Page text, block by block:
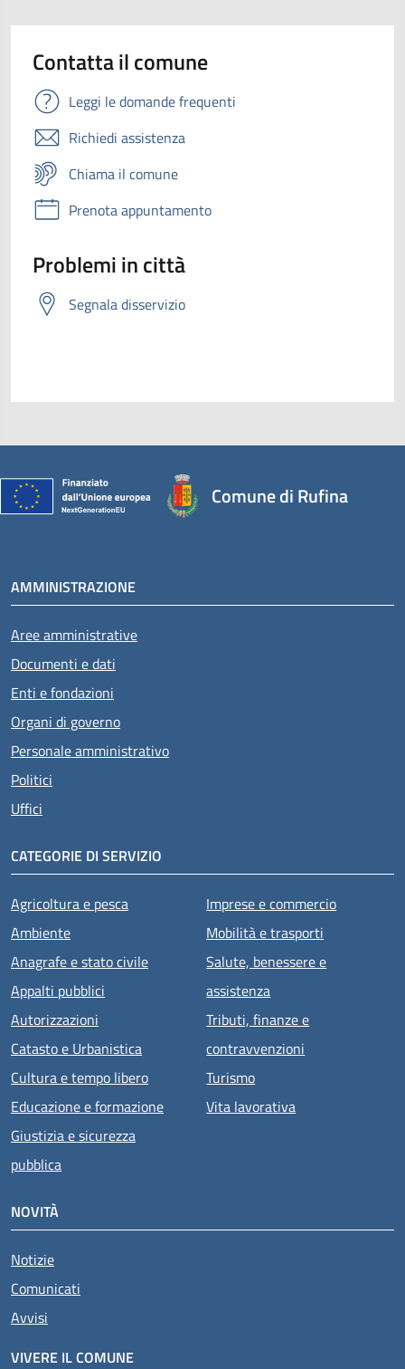
Contatta il comune
Leggi le domande frequenti
Richiedi assistenza
Chiama il comune
Prenota appuntamento
Problemi in città
Segnala disservizio
Comune di Rufina
AMMINISTRAZIONE
Aree amministrative
Documenti e dati
Enti e fondazioni
Organi di governo
Personale amministrativo
Politici
Uffici
CATEGORIE DI SERVIZIO
Agricoltura e pesca
Ambiente
Anagrafe e stato civile
Appalti pubblici
Autorizzazioni
Catasto e Urbanistica
Cultura e tempo libero
Educazione e formazione
Giustizia e sicurezza
pubblica
Imprese e commercio
Mobilità e trasporti
Salute, benessere e
assistenza
Tributi, finanze e
contravvenzioni
Turismo
Vita lavorativa
NOVITÀ
Notizie
Comunicati
Avvisi
VIVERE IL COMUNE